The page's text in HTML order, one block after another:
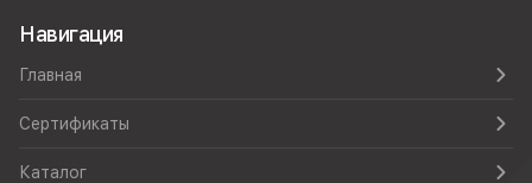
Навигация
Главная
Сертификаты
Каталог